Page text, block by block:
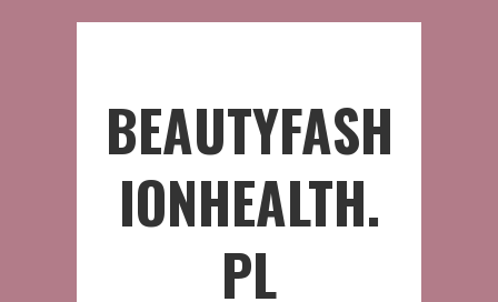
BEAUTYFASH
IONHEALTH.
PL